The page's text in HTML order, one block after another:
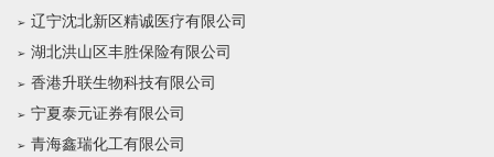
辽宁沈北新区精诚医疗有限公司
湖北洪山区丰胜保险有限公司
香港升联生物科技有限公司
宁夏泰元证券有限公司
青海鑫瑞化工有限公司